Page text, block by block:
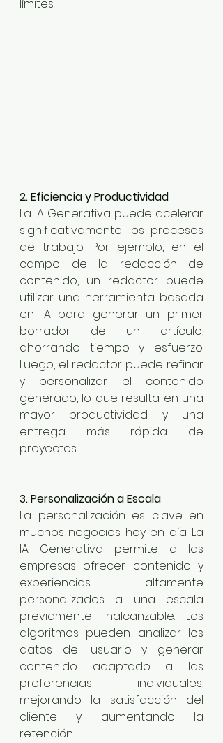
límites.
2. Eficiencia y Productividad
La IA Generativa puede acelerar
significativamente los procesos
de trabajo. Por ejemplo, en el
campo de la redacción de
contenido, un redactor puede
utilizar una herramienta basada
en IA para generar un primer
borrador de un artículo,
ahorrando tiempo y esfuerzo.
Luego, el redactor puede refinar
y personalizar el contenido
generado, lo que resulta en una
mayor productividad y una
entrega más rápida de
proyectos.
3. Personalización a Escala
La personalización es clave en
muchos negocios hoy en día. La
IA Generativa permite a las
empresas ofrecer contenido y
experiencias altamente
personalizados a una escala
previamente inalcanzable. Los
algoritmos pueden analizar los
datos del usuario y generar
contenido adaptado a las
preferencias individuales,
mejorando la satisfacción del
cliente y aumentando la
retención.